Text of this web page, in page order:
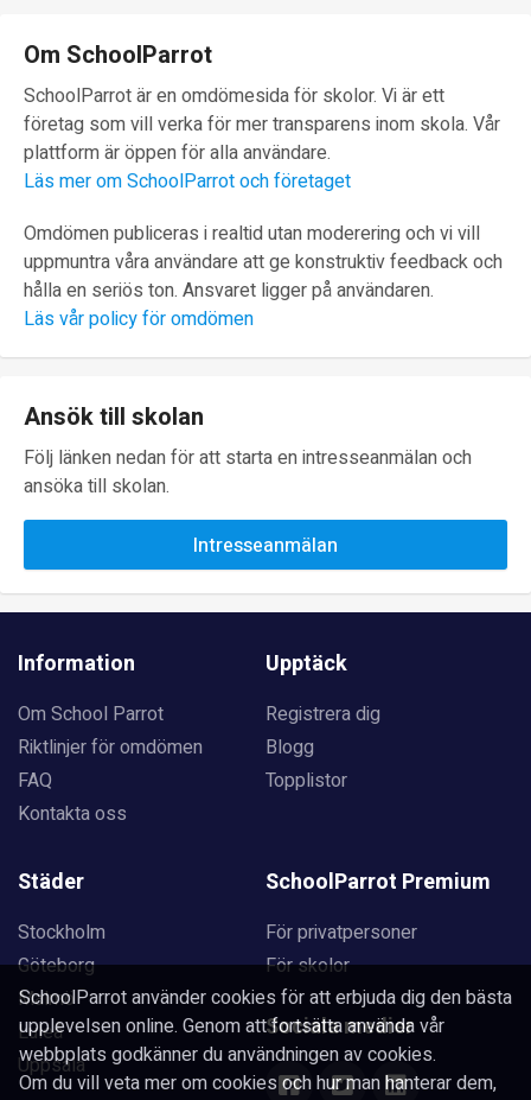
Om SchoolParrot
SchoolParrot är en omdömesida för skolor. Vi är ett
företag som vill verka för mer transparens inom skola. Vår
plattform är öppen för alla användare.
Läs mer om SchoolParrot och företaget
Omdömen publiceras i realtid utan moderering och vi vill
uppmuntra våra användare att ge konstruktiv feedback och
hålla en seriös ton. Ansvaret ligger på användaren.
Läs vår policy för omdömen
Ansök till skolan
Följ länken nedan för att starta en intresseanmälan och
ansöka till skolan.
Intresseanmälan
Information
Om School Parrot
Riktlinjer för omdömen
FAQ
Kontakta oss
Upptäck
Registrera dig
Blogg
Topplistor
Städer
Stockholm
Göteborg
Malmö
Luleå
Uppsala
SchoolParrot Premium
För privatpersoner
För skolor
Sociala medier
SchoolParrot använder cookies för att erbjuda dig den bästa
upplevelsen online. Genom att fortsätta använda vår
webbplats godkänner du användningen av cookies.
Om du vill veta mer om cookies och hur man hanterar dem,